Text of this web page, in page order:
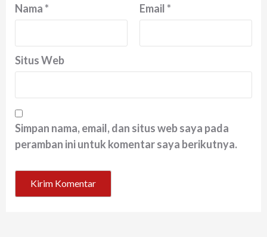
Nama* Email*
Situs Web
Simpan nama, email, dan situs web saya pada
peramban ini untuk komentar saya berikutnya.